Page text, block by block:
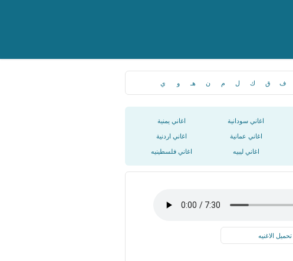
ف ق ك ل م ن هـ و ي
اغاني سودانية اغاني يمنية
اغاني عمانية اغاني اردنية
اغاني ليبيه اغاني فلسطينيه
تحميل الاغنيه